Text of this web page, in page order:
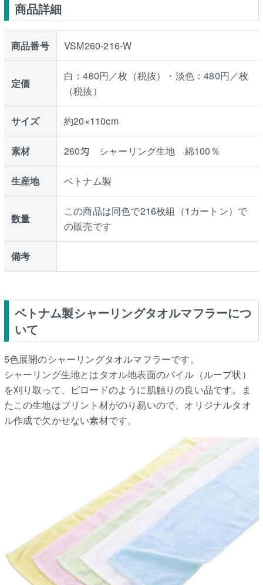
商品詳細
商品番号 VSM260-216-W
定価
白：460円／枚（税抜）・淡色：480円／枚
（税抜）
サイズ 約20×110cm
素材 260匁 シャーリング生地 綿100％
生産地 ベトナム製
数量
この商品は同色で216枚組（1カートン）で
の販売です
備考
ベトナム製シャーリングタオルマフラーにつ
いて
5色展開のシャーリングタオルマフラーです。
シャーリング生地とはタオル地表面のパイル（ループ状）
を刈り取って、ビロードのように肌触りの良い品です。ま
たこの生地はプリント材がのり易いので、オリジナルタオ
ル作成で欠かせない素材です。